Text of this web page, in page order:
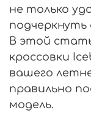
не только
подчеркнуть
В этой
кроссовки
вашего
правильно
модель.